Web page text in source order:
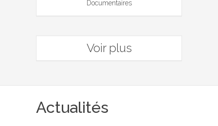
Documentaires
Voir plus
Actualités